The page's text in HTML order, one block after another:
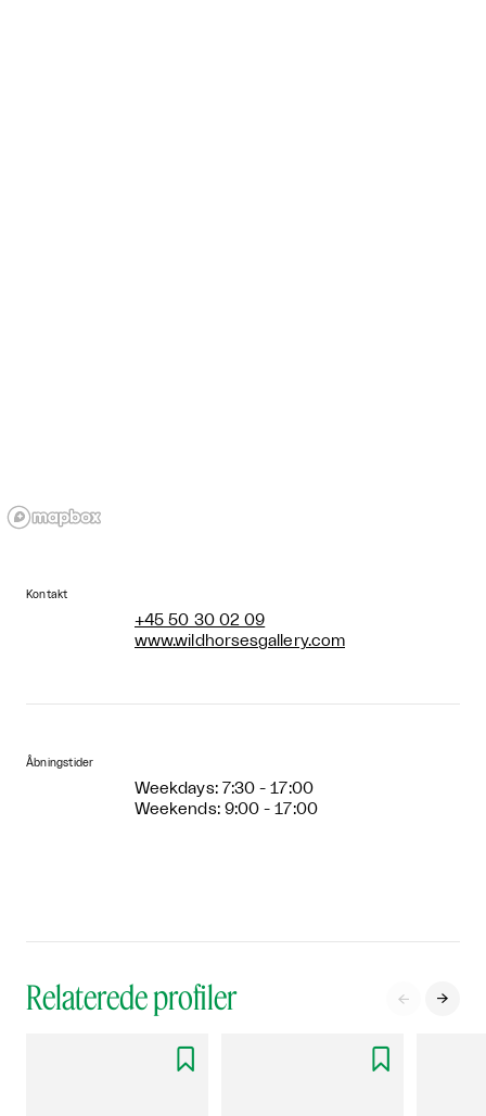
Kontakt
+45 50 30 02 09
www.wildhorsesgallery.com
Åbningstider
Weekdays: 7:30 - 17:00
Weekends: 9:00 - 17:00
Relaterede profiler  
 